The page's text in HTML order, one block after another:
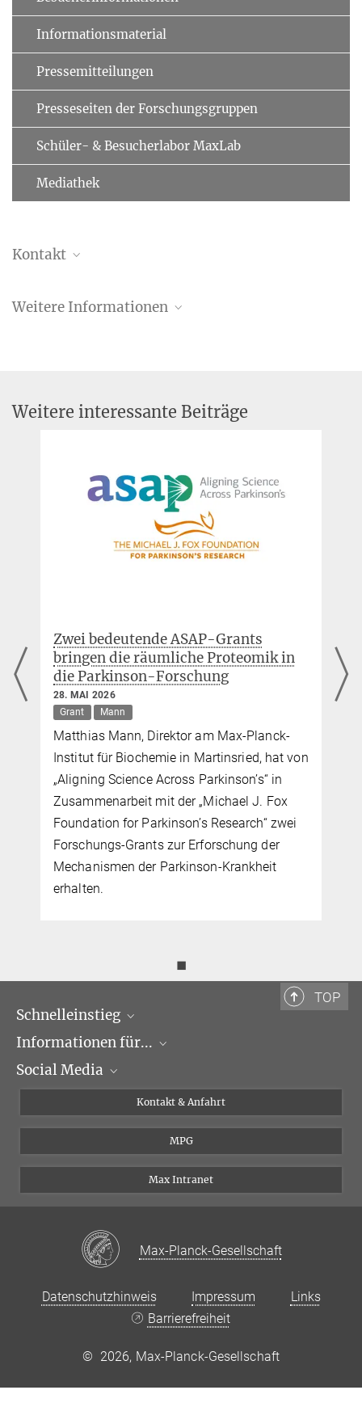
Informationsmaterial
Pressemitteilungen
Presseseiten der Forschungsgruppen
Schüler- & Besucherlabor MaxLab
Mediathek
Kontakt
Gruppenleiter
Am Klopferspitz 18
Leitung Öffentlichkeitsarbeit
+49 89 8578-2824
MPI für Biochemie,
Am Klopferspitz 18,
Weitere Informationen
Weitere interessante Beiträge
Zwei bedeutende ASAP-Grants
bringen die räumliche Proteomik in
die Parkinson-Forschung
28. MAI 2026
Grant
Mann
Matthias Mann, Direktor am Max-Planck-
Institut für Biochemie in Martinsried, hat von
„Aligning Science Across Parkinson’s“ in
Zusammenarbeit mit der „Michael J. Fox
Foundation for Parkinson’s Research“ zwei
Forschungs-Grants zur Erforschung der
Mechanismen der Parkinson-Krankheit
erhalten.
◼
TOP
Schnelleinstieg
Forschungsgruppen
Veranstaltungen
Informationen für...
Journalisten
Doktoranden
Social Media
Linked in
Kontakt & Anfahrt
MPG
Max Intranet
Max-Planck-Gesellschaft
Datenschutzhinweis Impressum
Links
Barrierefreiheit
© 2026, Max-Planck-Gesellschaft